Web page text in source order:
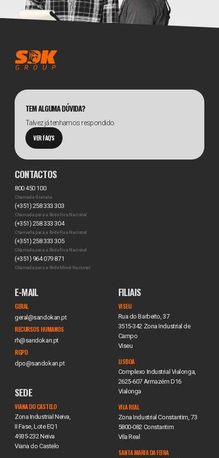
TEM ALGUMA DÚVIDA?
Talvez já tenhamos respondido.
VER FAQ'S
CONTACTOS
800 450 100
Chamada Gratuita
(+351) 258 333 303
Chamada para a Rede Fixa Nacional
(+351) 258 333 304
Chamada para a Rede Fixa Nacional
(+351) 258 333 305
Chamada para a Rede Fixa Nacional
(+351) 964 079 871
Chamada para a Rede Móvel Nacional
E-MAIL
GERAL
geral@sandokan.pt
RECURSOS HUMANOS
rh@sandokan.pt
RGPD
dpo@sandokan.pt
SEDE
VIANA DO CASTELO
Zona Industrial Neiva,
II Fase, Lote EQ1
4935-232 Neiva
Viana do Castelo
FILIAIS
VISEU
Rua do Barbeito, 37
3515-342 Zona Industrial de
Campo
Viseu
LISBOA
Complexo Industrial Vialonga,
2625-607 Armazém D16
Vialonga
VILA REAL
Zona Industrial Constantim, 73
5800-082 Constantim
Vila Real
SANTA MARIA DA FEIRA